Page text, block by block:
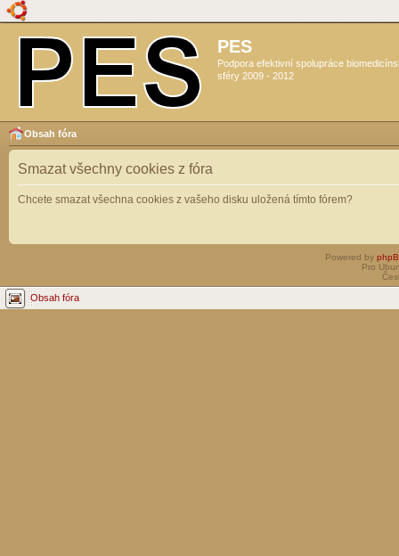
PES
Podpora efektivní spolupráce
sféry 2009 - 2012
Obsah fóra
Smazat všechny cookies z fóra
Chcete smazat všechna cookies z vašeho disku uložená tímto fórem?
Powered by
Pro
Obsah fóra